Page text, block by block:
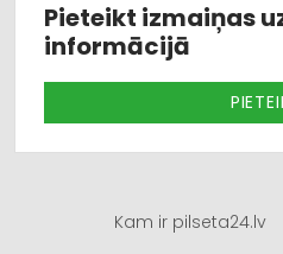
Pieteikt izmaiņas
informācijā
Kam ir pilseta24.lv